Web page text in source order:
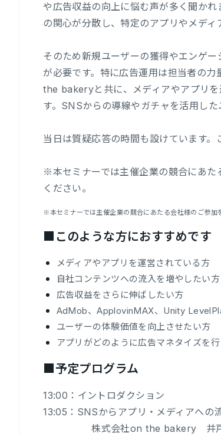
や広告収益の向上に悩む声が多く聞か
の関心が分散し、特定のアプリやメディ
そのため新規ユーザーの獲得やエンゲ
が必要です。特に広告運用は担当者の
the bakeryと共に、メディアやアプリ
す。SNSからの導線やガチャを活用し
当日は質疑応答の時間も設けています。
※本セミナーでは主催企業の競合にあた
ください。
※本セミナーでは主催企業の競合にあたる会社様のご参加
■このような方におすすめです
メディアやアプリを運営されている方
自社コンテンツへの流入を増やしたい方
広告収益をさらに伸ばしたい方
AdMob、ApplovinMAX、Unity
ユーザーの体験価値を向上させたい方
アプリがどのように広告マネタイズを
■予定プログラム
13:00：イントロダクション
13:05：SNSからアプリ・メディアへの
株式会社on the bakery 井戸